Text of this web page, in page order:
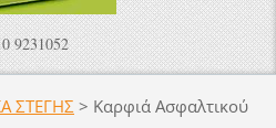
9231052
ΣΤΕΓΗΣ > Καρφιά Ασφαλτικού